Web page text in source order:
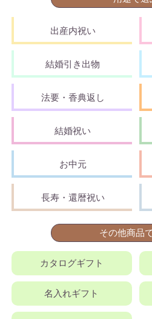
その他
出産内祝い
結婚引き出物
法要・香典返し
結婚祝い
お中元
長寿・還暦祝い
その他商品
カタログギフト
名入れギフト